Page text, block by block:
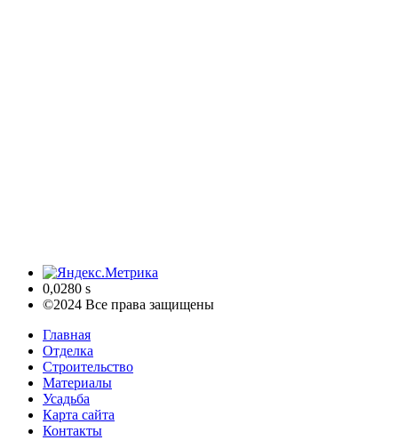
0,0280 s
©2024 Все права защищены
Главная
Отделка
Строительство
Материалы
Усадьба
Карта сайта
Контакты